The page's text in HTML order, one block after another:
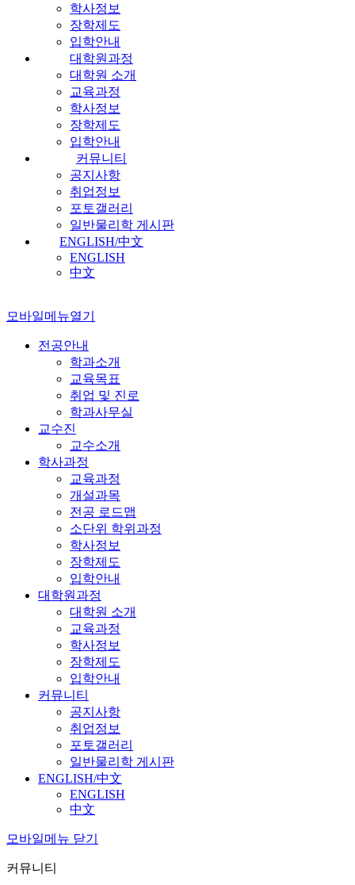
학사정보
장학제도
입학안내
대학원과정
대학원 소개
교육과정
학사정보
장학제도
입학안내
커뮤니티
공지사항
취업정보
포토갤러리
일반물리학 게시판
ENGLISH/中文
ENGLISH
中文
모바일메뉴열기
전공안내
학과소개
교육목표
취업 및 진로
학과사무실
교수진
교수소개
학사과정
교육과정
개설과목
전공 로드맵
소단위 학위과정
학사정보
장학제도
입학안내
대학원과정
대학원 소개
교육과정
학사정보
장학제도
입학안내
커뮤니티
공지사항
취업정보
포토갤러리
일반물리학 게시판
ENGLISH/中文
ENGLISH
中文
모바일메뉴 닫기
커뮤니티